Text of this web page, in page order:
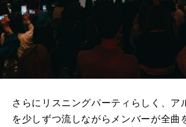
さらにリスニングパーティらしく、ア
を少しずつ流しながらメンバーが全曲